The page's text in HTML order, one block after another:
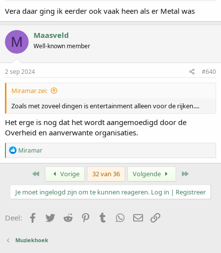
e
Vera daar ging ik eerder ook vaak heen als er Metal was
M Maasveld
Well-known member
2 sep 2024 #640
Miramar zei:
Zoals met zoveel dingen is entertainment alleen voor de rijken....
Het erge is nog dat het wordt aangemoedigd door de
Overheid en aanverwante organisaties.
W
a
a
e
r
g
n
:
Miramar
Eerste Vorige 32 van 36 Volgende
Je moet ingelogd zijn om te kunnen reageren. Log in | Registreer
Deel: Facebook
Twitter Reddit PinterestTumblr WhatsApp
E-mail
Muziekhoek